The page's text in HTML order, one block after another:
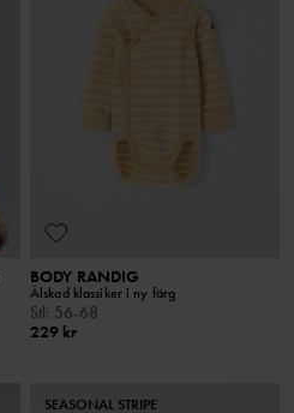
BODY RANDIG
Älskad klassiker i ny färg
Stl: 56-68
229 kr
SEASONAL STRIPE